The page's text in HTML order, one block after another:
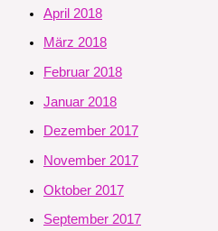
April 2018
März 2018
Februar 2018
Januar 2018
Dezember 2017
November 2017
Oktober 2017
September 2017